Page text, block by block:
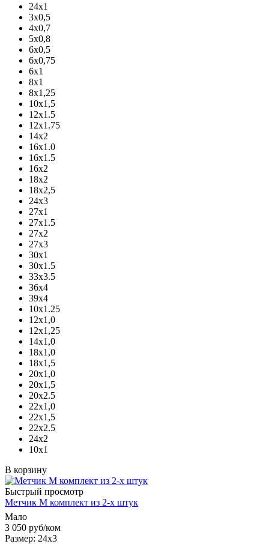
24x1
3х0,5
4х0,7
5х0,8
6х0,5
6х0,75
6х1
8х1
8х1,25
10х1,5
12х1.5
12х1.75
14х2
16х1.0
16х1.5
16х2
18х2
18х2,5
24х3
27х1
27х1.5
27х2
27х3
30х1
30х1.5
33х3.5
36х4
39х4
10х1.25
12х1,0
12х1,25
14х1,0
18х1,0
18х1,5
20х1,0
20х1,5
20х2.5
22х1,0
22х1,5
22х2.5
24х2
10х1
В корзину
Быстрый просмотр
Метчик М комплект из 2-х штук
Мало
3 050 руб/ком
Размер: 24х3